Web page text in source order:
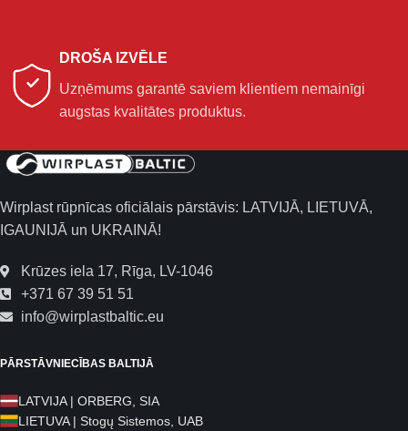
DROŠA IZVĒLE
Uzņēmums garantē saviem klientiem nemainīgi
augstas kvalitātes produktus.
Wirplast rūpnīcas oficiālais pārstāvis: LATVIJĀ, LIETUVĀ,
IGAUNIJĀ un UKRAINĀ!
Krūzes iela 17, Rīga, LV-1046
+371 67 39 51 51
info@wirplastbaltic.eu
PĀRSTĀVNIECĪBAS BALTIJĀ
LATVIJA | ORBERG, SIA
LIETUVA | Stogų Sistemos, UAB